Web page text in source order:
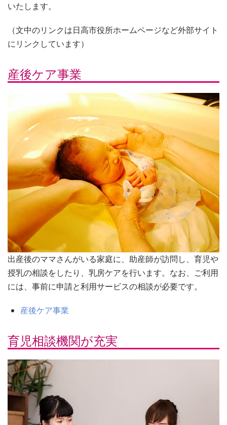
いたします。
（文中のリンクは日高市役所ホームページなど外部サイト
にリンクしています）
産後ケア事業
出産後のママさんがいる家庭に、助産師が訪問し、育児や
授乳の相談をしたり、乳房ケアを行います。なお、ご利用
には、事前に申請と利用サービスの相談が必要です。
産後ケア事業
育児相談機関が充実